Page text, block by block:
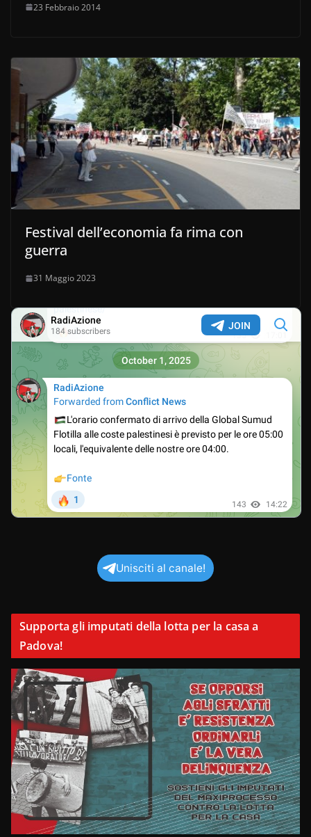
23 Febbraio 2014
Festival dell’economia fa rima con
guerra
31 Maggio 2023
Unisciti al canale!
Supporta gli imputati della lotta per la casa a
Padova!